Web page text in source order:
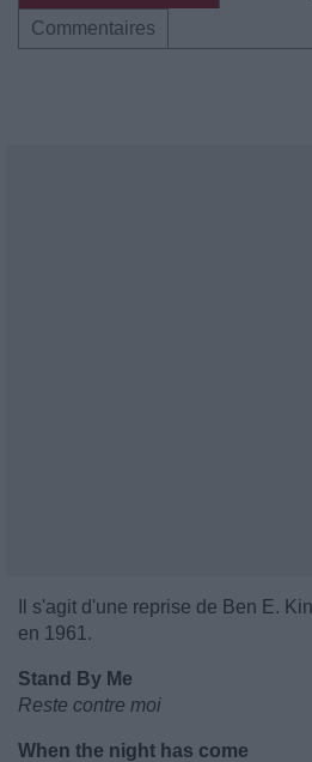
Commentaires
Il s'agit d'une reprise de Ben E.
en 1961.
Stand By Me
Reste contre moi
When the night has come